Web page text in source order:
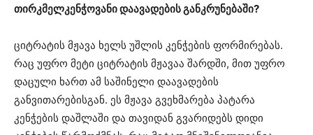
თირკმელკენჭოვანი დაავადების განკრუნებაში?
ციტრატის მჟავა ხელს უშლის კენჭების ფორმირებას.
რაც უფრო მეტი ციტრატის მჟავაა შარდში, მით უფრო
დაცული ხართ ამ საშინელი დაავადების
განვითარებისგან. ეს მჟავა გვეხმარება პატარა
კენჭების დაშლაში და თავიდან გვარიდებს დიდი